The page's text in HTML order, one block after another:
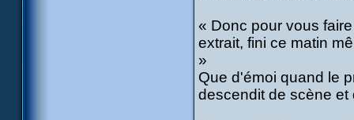
« Donc pour vous
extrait, fini ce matin
»
Que d'émoi quand le
descendit de scène et